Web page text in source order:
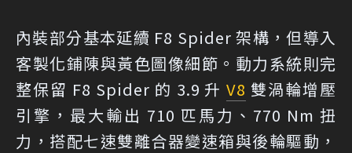
內裝部分基本延續 F8 Spider 架構，但導入
客製化鋪陳與黃色圖像細節。動力系統則完
整保留 F8 Spider 的 3.9 升V8 雙渦輪增壓
引擎，最大輸出 710 匹馬力、770 Nm 扭
力，搭配七速雙離合器變速箱與後輪驅動，